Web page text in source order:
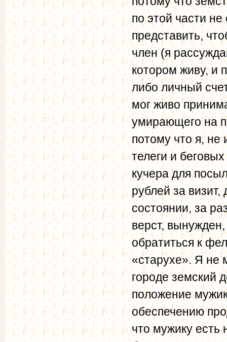
по этой части
представить,
член (я
котором живу, и
либо личный
мог живо
умирающего на
потому что я, не
телеги и
кучера для
рублей за
состоянии, за
верст,
обратиться к
«старухе». Я не
городе земский
положение
обеспечению
что мужику есть